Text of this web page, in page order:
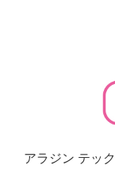
アラジン テッ